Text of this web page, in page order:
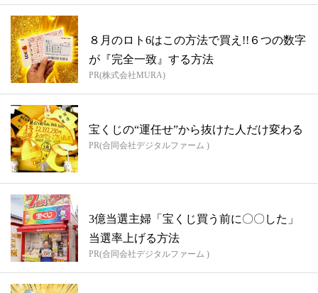
８月のロト6はこの方法で買え!!６つの数字
が『完全一致』する方法
PR(株式会社MURA)
宝くじの“運任せ”から抜けた人だけ変わる
PR(合同会社デジタルファーム )
3億当選主婦「宝くじ買う前に〇〇した」
当選率上げる方法
PR(合同会社デジタルファーム )